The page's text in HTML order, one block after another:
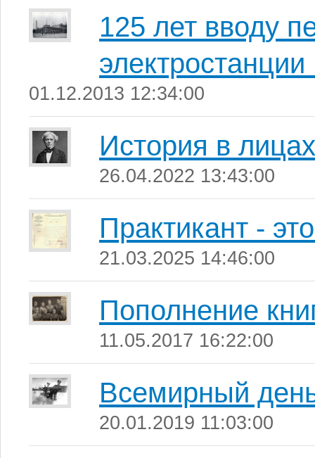
125 лет вводу
01.12.2013 12:34:00
История в лицах
26.04.2022 13:43:00
Практикант -
21.03.2025 14:46:00
Пополнение
11.05.2017 16:22:00
Всемирный
20.01.2019 11:03:00